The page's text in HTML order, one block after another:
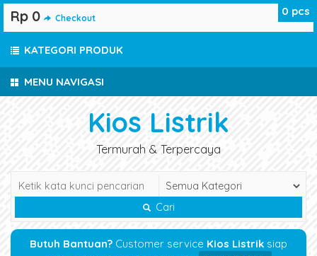
MENU NAVIGASI
Kios Listrik
Termurah & Terpercaya
Cari
Butuh Bantuan? Customer service Kios Listrik siap
0 pcs
Rp 0 Checkout
KATEGORI PRODUK